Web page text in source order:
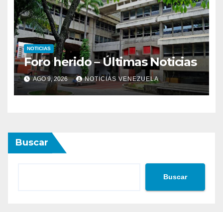
NOTICIAS
Foro herido – Últimas Noticias
AGO 9, 2026 NOTICIAS VENEZUELA
Buscar
Buscar